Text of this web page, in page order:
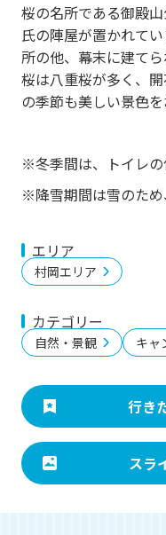
桜の名所である御殿
氏の陣屋が置かれて
所の他、幕末に建て
桜は八重桜が多く、
の季節も美しい景色を
※冬季間は、トイレの
※降雪期間は雪のため
エリア
村岡エリア
カテゴリー
自然・景観 キャ
行き
スラ